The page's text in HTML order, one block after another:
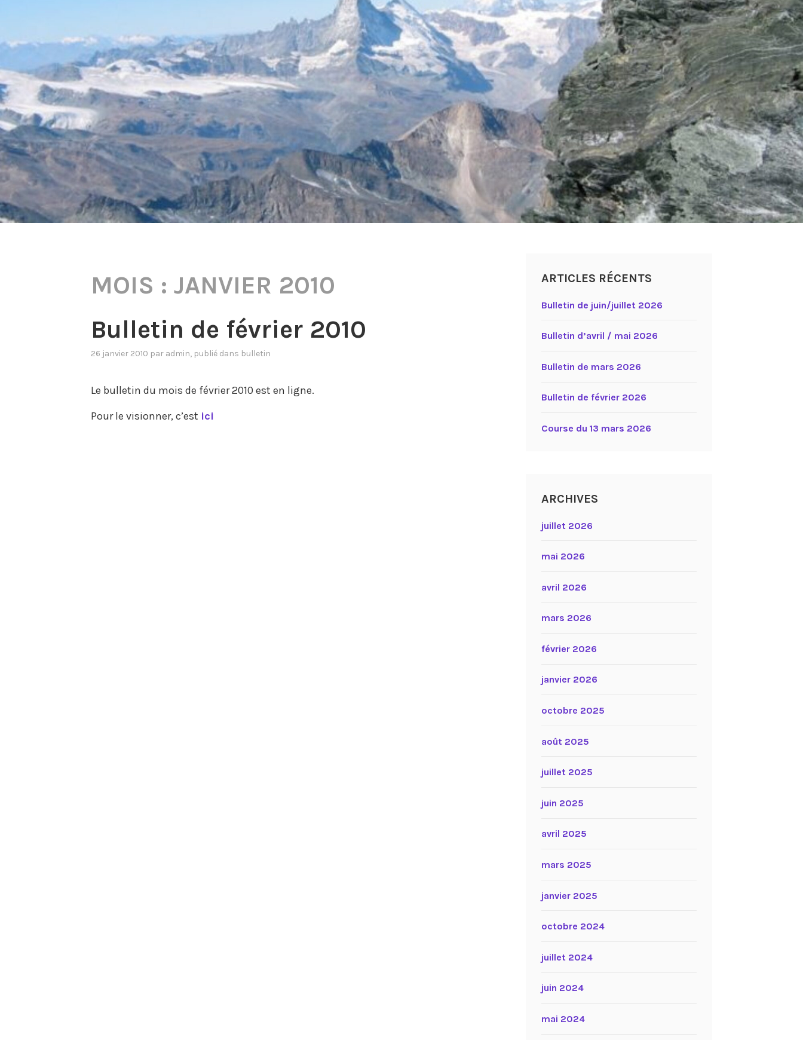
MOIS : JANVIER 2010
Bulletin de février 2010
26 janvier 2010 par admin, publié dans bulletin
Le bulletin du mois de février 2010 est en ligne.
Pour le visionner, c’est ici
ARTICLES RÉCENTS
Bulletin de juin/juillet 2026
Bulletin d’avril / mai 2026
Bulletin de mars 2026
Bulletin de février 2026
Course du 13 mars 2026
ARCHIVES
juillet 2026
mai 2026
avril 2026
mars 2026
février 2026
janvier 2026
octobre 2025
août 2025
juillet 2025
juin 2025
avril 2025
mars 2025
janvier 2025
octobre 2024
juillet 2024
juin 2024
mai 2024